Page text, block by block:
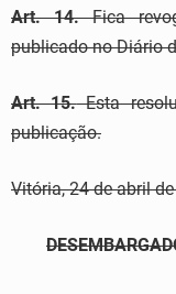
Art. 14.Fica
publicado no Diário
Art. 15.Esta
publicação.
Vitória, 24 de abril